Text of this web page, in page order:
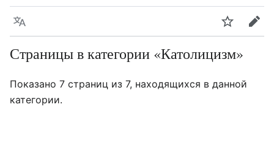
Язык
Страницы в категории «Католицизм»
Показано 7 страниц из 7, находящихся в данной
категории.